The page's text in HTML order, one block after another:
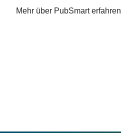
Mehr über PubSmart erfahren